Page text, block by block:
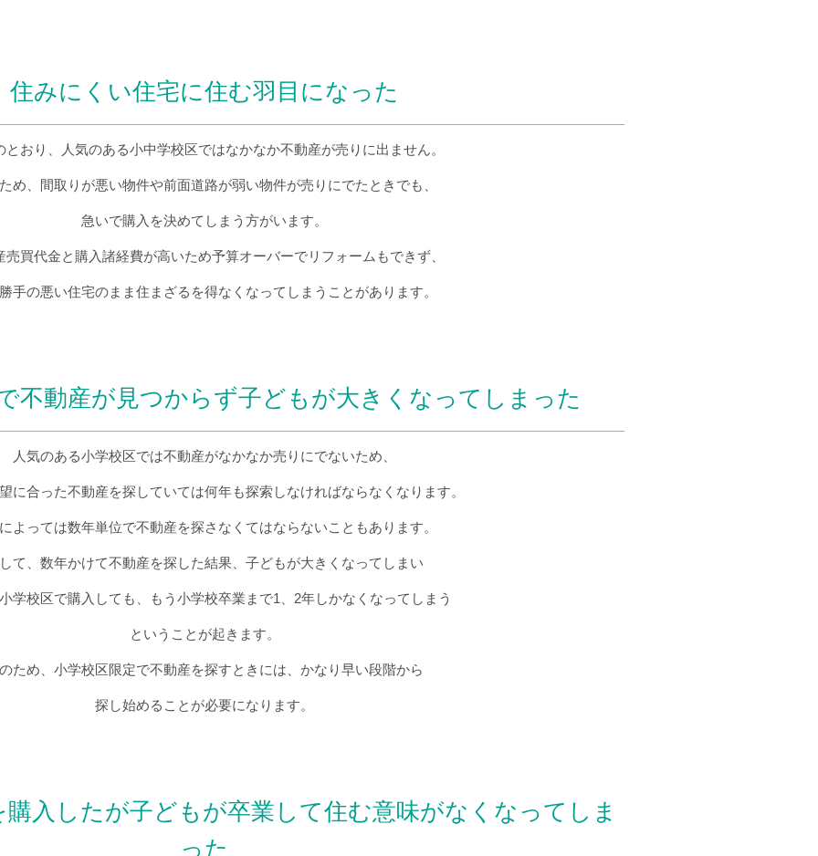
住みにくい住宅に住む羽目になった
とおり、人気のある小中学校区ではなかなか不動産が売りに出ません。
め、間取りが悪い物件や前面道路が弱い物件が売りにでたときでも、
急いで購入を決めてしまう方がいます。
売買代金と購入諸経費が高いため予算オーバーでリフォームもできず、
手の悪い住宅のまま住まざるを得なくなってしまうことがあります。
不動産が見つからず子どもが大きくなってしまった
人気のある小学校区では不動産がなかなか売りにでないため、
に合った不動産を探していては何年も探索しなければならなくなります。
よっては数年単位で不動産を探さなくてはならないこともあります。
て、数年かけて不動産を探した結果、子どもが大きくなってしまい
学校区で購入しても、もう小学校卒業まで1、2年しかなくなってしまう
ということが起きます。
ため、小学校区限定で不動産を探すときには、かなり早い段階から
探し始めることが必要になります。
入したが子どもが卒業して住む意味がなくなってしま
った